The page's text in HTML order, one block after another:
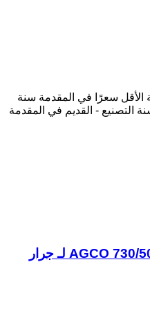
الأقل سعرًا في المقدمة سنة
التصنيع - القديم في المقدمة
المحور الأمامي AGCO 730/503 35362100 لـ جرار